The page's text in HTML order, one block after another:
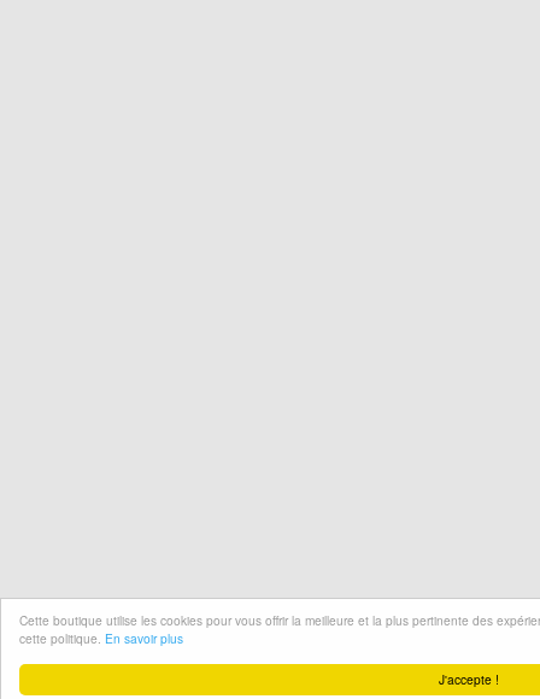
J'accepte !
Cette boutique utilise les cookies pour vous offrir la meilleure et la plus pertinente des
cette politique. En savoir plus